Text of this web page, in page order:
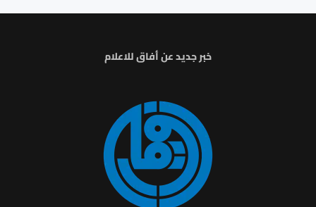
خبر جديد عن أفاق للاعلام